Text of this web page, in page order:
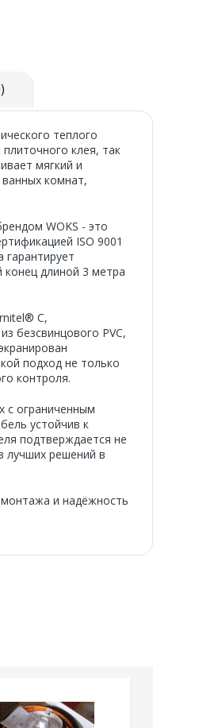
теплого
клея, так
мягкий и
комнат,
WOKS - это
ISO 9001
гарантирует
конец длиной 3 метра
C,
безсвинцового PVC,
подход не только
контроля.
с ограниченным
устойчив к
подтверждается не
лучших решений в
монтажа и надёжность